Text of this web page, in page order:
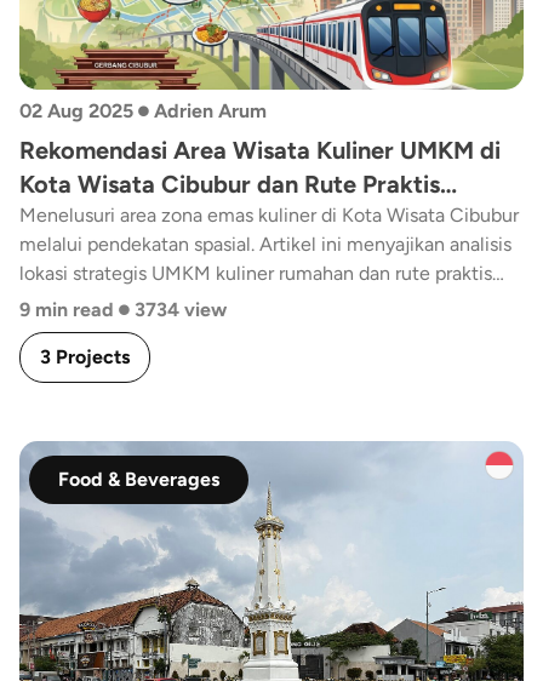
02 Aug 2025 • Adrien Arum
Rekomendasi Area Wisata Kuliner UMKM di
Kota Wisata Cibubur dan Rute Praktis
dengan LRT!
Menelusuri area zona emas kuliner di Kota Wisata Cibubur
melalui pendekatan spasial. Artikel ini menyajikan analisis
lokasi strategis UMKM kuliner rumahan dan rute praktis
menuju kawasan dengan dukungan transportasi LRT.
9 min read • 3734 view
3 Projects
Food & Beverages